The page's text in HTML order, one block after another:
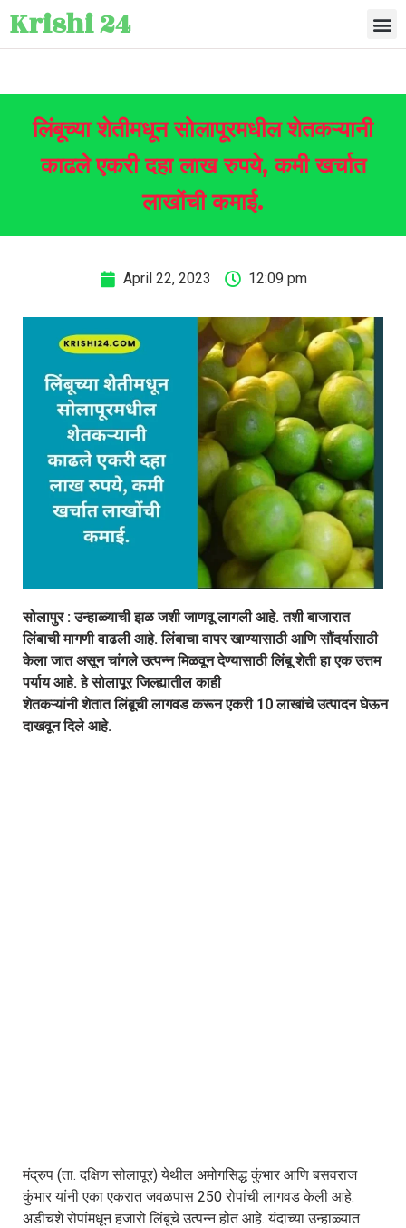
Krishi 24
लिंबूच्या शेतीमधून सोलापूरमधील शेतकऱ्यानी
काढले एकरी दहा लाख रुपये, कमी खर्चात
लाखोंची कमाई.
April 22, 2023 12:09 pm
सोलापुर : उन्हाळ्याची झळ जशी जाणवू लागली आहे. तशी बाजारात
लिंबाची मागणी वाढली आहे. लिंबाचा वापर खाण्यासाठी आणि सौंदर्यासाठी
केला जात असून चांगले उत्पन्न मिळवून देण्यासाठी लिंबू शेती हा एक उत्तम
पर्याय आहे. हे सोलापूरजिल्ह्यातील काही
शेतकऱ्यांनी शेतात लिंबूची लागवड करून एकरी10लाखांचे उत्पादनघेऊन
दाखवून दिले आहे.
मंद्रुप (ता. दक्षिण सोलापूर) येथील अमोगसिद्ध कुंभार आणि बसवराज
कुंभार यांनी एका एकरात जवळपास 250 रोपांची लागवड केली आहे.
अडीचशे रोपांमधून हजारो लिंबूचे उत्पन्न होत आहे. यंदाच्या उन्हाळ्यात